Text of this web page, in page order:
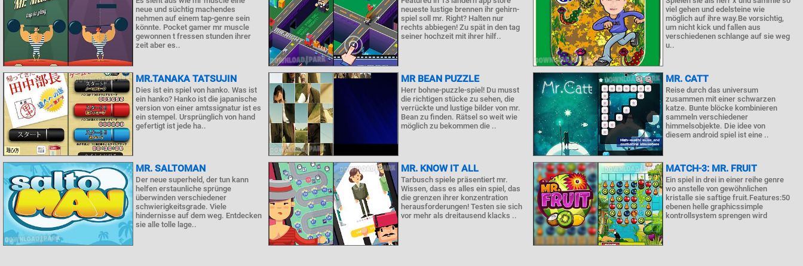
neue und süchtig machendes
nehmen auf einem tap-genre sein
könnte. Pocket gamer mr muscle
gewonnen t fressen stunden ihrer
zeit aber es..
neueste lustige brennen ihr gehirn-
spiel soll mr. Right? Halten nur
rechts abbiegen! Zu spät in den tag
seiner hochzeit mit ihrer hilf..
viel gehen und edelsteine wie
möglich auf ihre way.Be vorsichtig,
um nicht kick und fallen aus
verschiedenen schlange auf sie weg
u..
MR.TANAKA TATSUJIN
Dies ist ein spiel von hanko. Was ist
ein hanko? Hanko ist die japanische
version von einer amtssignatur ist es
ein stempel. Ursprünglich von hand
gefertigt ist jede ha..
MR BEAN PUZZLE
Herr bohne-puzzle-spiel! Du musst
die richtigen stücke zu sehen, die
verrückte und lustige bilder von mr.
Bean zu finden. Rätsel so weit wie
möglich zu bekommen die ..
MR. CATT
Reise durch das universum
zusammen mit einer schwarzen
katze. Bunte blöcke kombinieren
sammeln verschiedener
himmelsobjekte. Die idee von
diesem android spiel ist eine ..
MR. SALTOMAN
Der neue superheld, der tun kann
helfen erstaunliche sprünge
überwinden verschiedener
schwierigkeitsgrade. Viele
hindernisse auf dem weg. Entdecken
sie alle tolle lage..
MR. KNOW IT ALL
Tarbusch spiele präsentiert mr.
Wissen, dass es alles ein spiel, das
die grenzen ihrer konzentration
herausforderungen! Testen sie sich
vor mehr als dreitausend klacks ..
MATCH-3: MR. FRUIT
Ein spiel in drei in einer reihe genre
wo anstelle von gewöhnlichen
kristalle sie saftige fruit.Features:50
ebenen helle graphicssimple
kontrollsystem sprengen wird